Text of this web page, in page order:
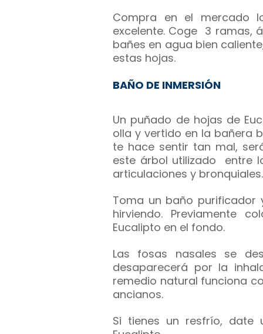
Compra en el mercado
excelente. Coge 3 ramas,
bañes en agua bien
estas hojas.
BAÑO DE INMERSIÓN
Un puñado de hojas de
olla y vertido en la bañera
te hace sentir tan mal,
este árbol utilizado entre
articulaciones y bronquiales.
Toma un baño purificador
hirviendo. Previamente
Eucalipto en el fondo.
Las fosas nasales se
desaparecerá por la
remedio natural funciona
ancianos.
Si tienes un resfrío, date